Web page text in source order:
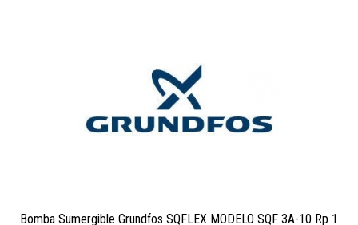
Bomba Sumergible Grundfos SQFLEX MODELO SQF 3A-10 Rp 1